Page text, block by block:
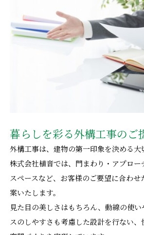
暮らしを彩る外構工事のご
外構工事は、建物の第一印象を決める大
株式会社植音では、門まわり・アプロー
スペースなど、お客様のご要望に合わせ
案いたします。
見た目の美しさはもちろん、動線の使い
スのしやすさも考慮した設計を行ない、